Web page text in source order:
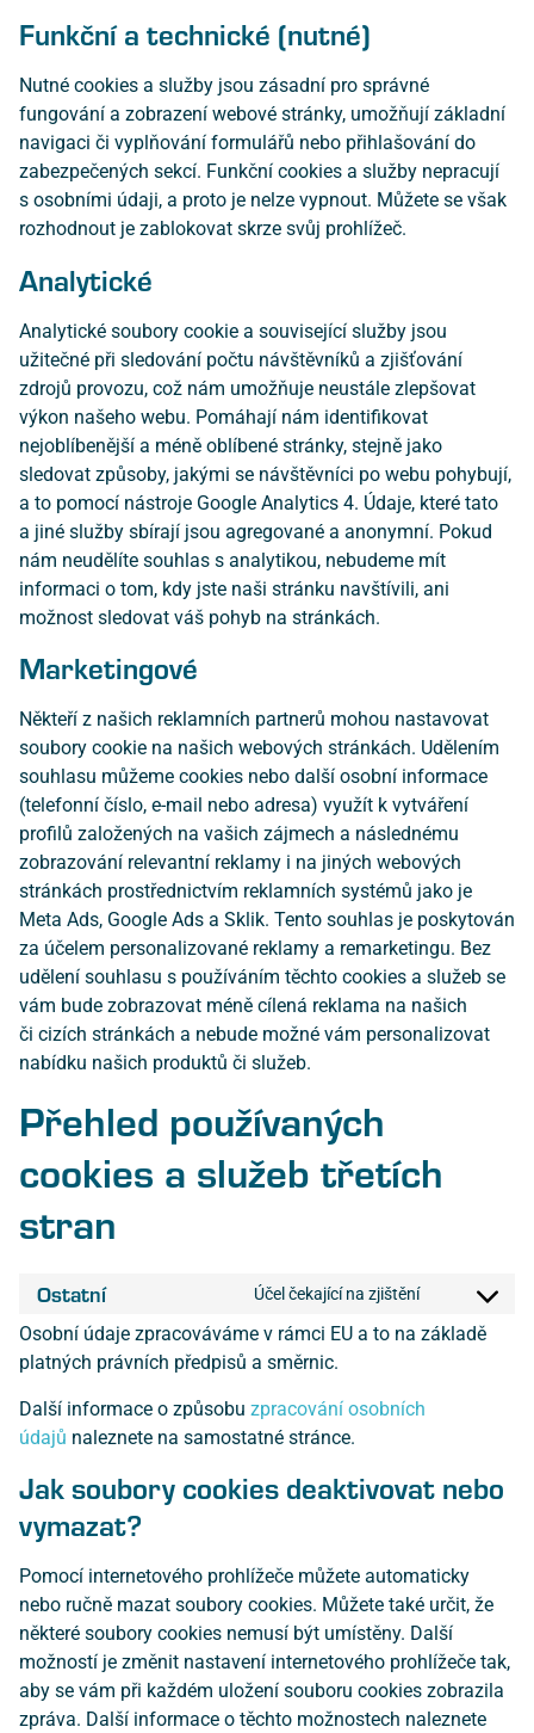
Funkční a technické (nutné)
Nutné cookies a služby jsou zásadní pro správné
fungování a zobrazení webové stránky, umožňují základní
navigaci či vyplňování formulářů nebo přihlašování do
zabezpečených sekcí. Funkční cookies a služby nepracují
s osobními údaji, a proto je nelze vypnout. Můžete se však
rozhodnout je zablokovat skrze svůj prohlížeč.
Analytické
Analytické soubory cookie a související služby jsou
užitečné při sledování počtu návštěvníků a zjišťování
zdrojů provozu, což nám umožňuje neustále zlepšovat
výkon našeho webu. Pomáhají nám identifikovat
nejoblíbenější a méně oblíbené stránky, stejně jako
sledovat způsoby, jakými se návštěvníci po webu pohybují,
a to pomocí nástroje Google Analytics 4. Údaje, které tato
a jiné služby sbírají jsou agregované a anonymní. Pokud
nám neudělíte souhlas s analytikou, nebudeme mít
informaci o tom, kdy jste naši stránku navštívili, ani
možnost sledovat váš pohyb na stránkách.
Marketingové
Někteří z našich reklamních partnerů mohou nastavovat
soubory cookie na našich webových stránkách. Udělením
souhlasu můžeme cookies nebo další osobní informace
(telefonní číslo, e-mail nebo adresa) využít k vytváření
profilů založených na vašich zájmech a následnému
zobrazování relevantní reklamy i na jiných webových
stránkách prostřednictvím reklamních systémů jako je
Meta Ads, Google Ads a Sklik. Tento souhlas je poskytován
za účelem personalizované reklamy a remarketingu. Bez
udělení souhlasu s používáním těchto cookies a služeb se
vám bude zobrazovat méně cílená reklama na našich
či cizích stránkách a nebude možné vám personalizovat
nabídku našich produktů či služeb.
Přehled používaných
cookies a služeb třetích
stran
Ostatní Účel čekající na zjištění
Osobní údaje zpracováváme v rámci EU a to na základě
platných právních předpisů a směrnic.
Další informace o způsobu zpracování osobních
údajů naleznete na samostatné stránce.
Jak soubory cookies deaktivovat nebo
vymazat?
Pomocí internetového prohlížeče můžete automaticky
nebo ručně mazat soubory cookies. Můžete také určit, že
některé soubory cookies nemusí být umístěny. Další
možností je změnit nastavení internetového prohlížeče tak,
aby se vám při každém uložení souboru cookies zobrazila
zpráva. Další informace o těchto možnostech naleznete